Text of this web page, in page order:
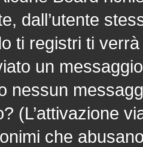
dall’utente
ti registri ti
un
nessun
(L’attivazione
che